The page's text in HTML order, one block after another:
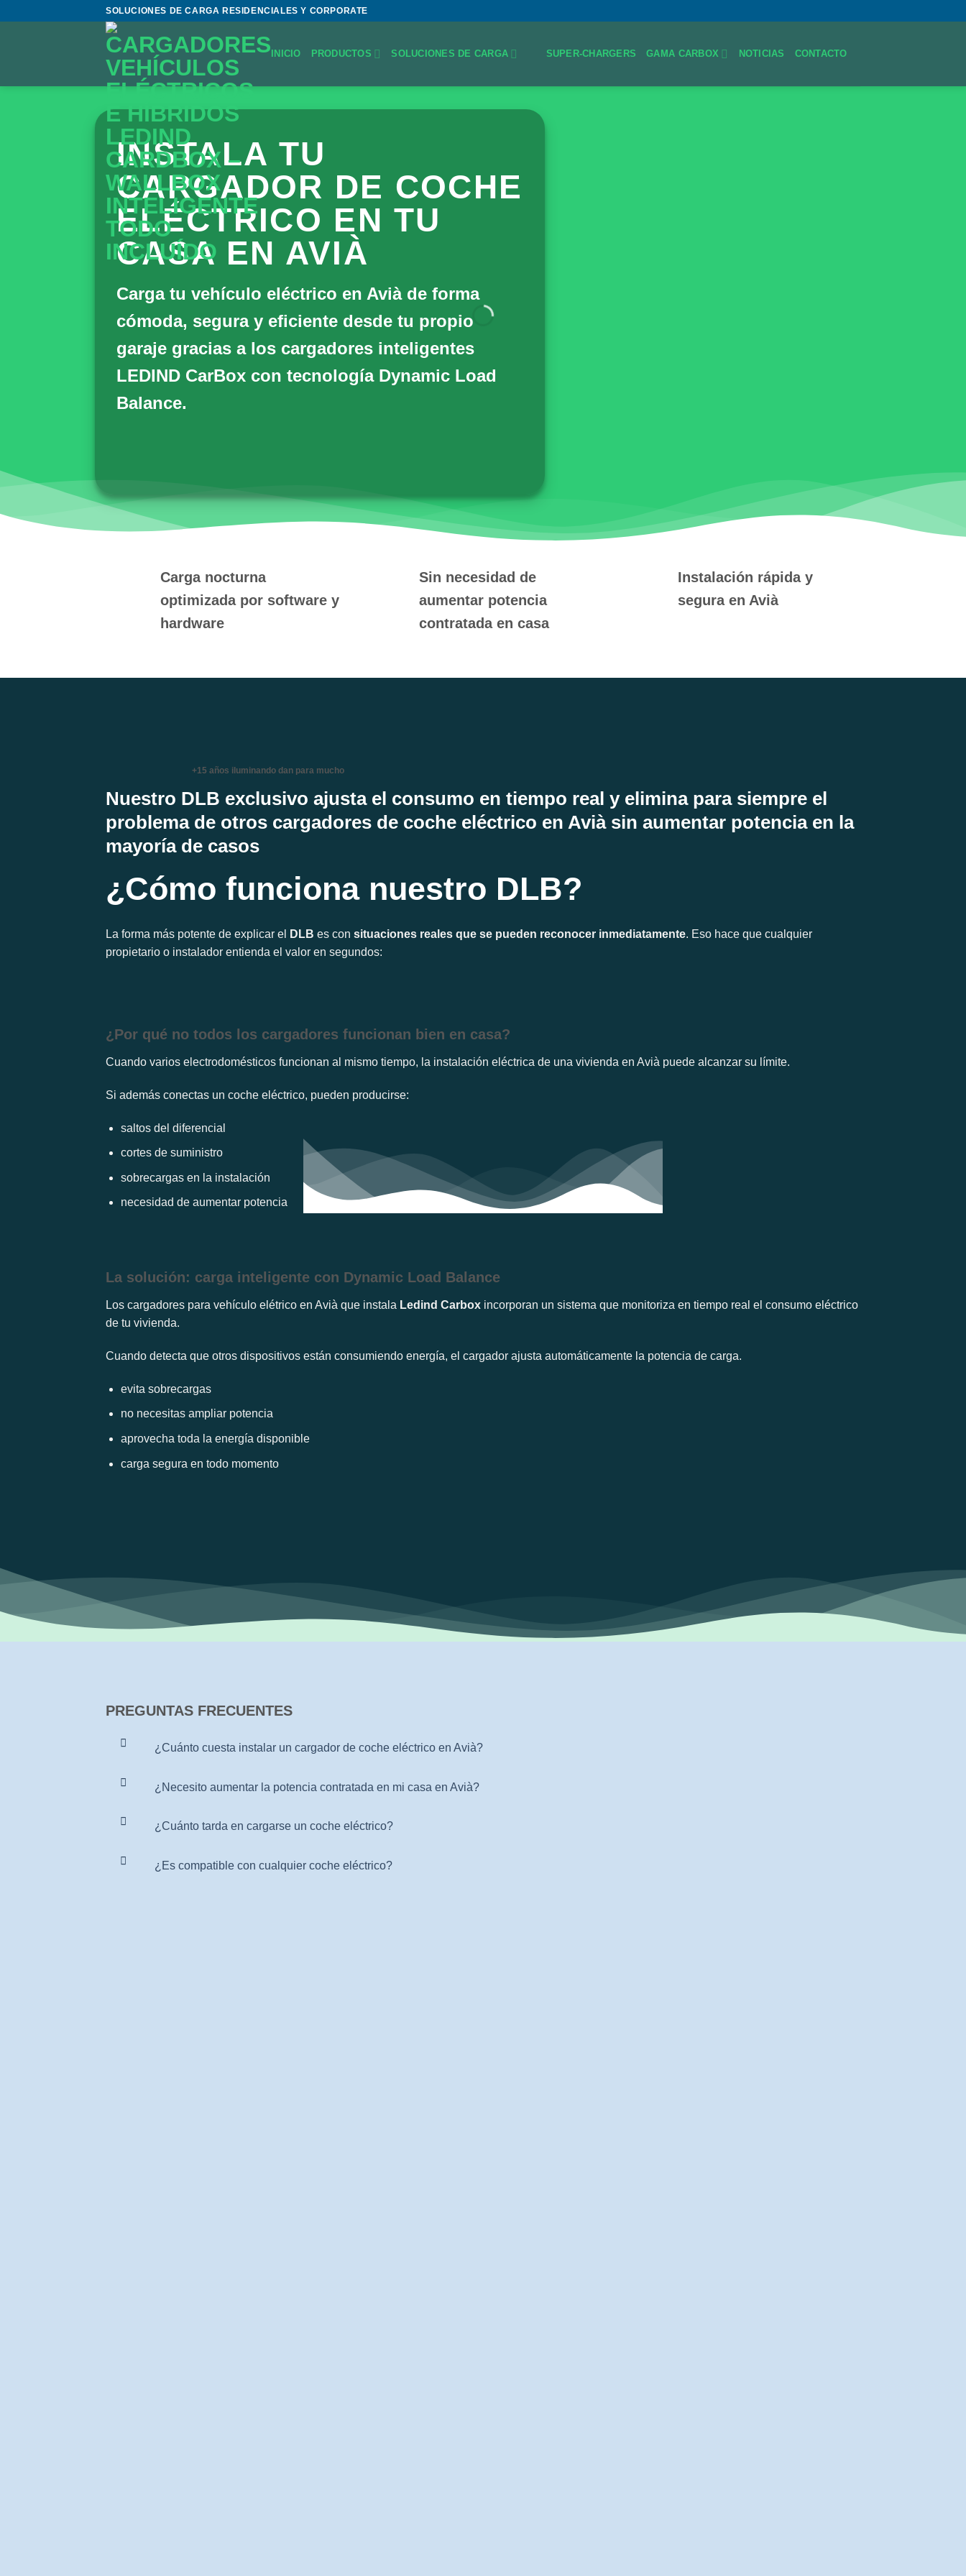
SOLUCIONES DE CARGA RESIDENCIALES Y CORPORATE
INICIO PRODUCTOS SOLUCIONES DE CARGA SUPER-CHARGERS GAMA CARBOX NOTICIAS CONTACTO
INSTALA TU
CARGADOR DE COCHE
ELÉCTRICO EN TU
CASA EN AVIÀ
Carga tu vehículo eléctrico en Avià de forma
cómoda, segura y eficiente desde tu propio
garaje gracias a los cargadores inteligentes
LEDIND CarBox con tecnología Dynamic Load
Balance.
Carga nocturna
optimizada por software y
hardware
Sin necesidad de
aumentar potencia
contratada en casa
Instalación rápida y
segura en Avià
+15 años iluminando dan para mucho
Nuestro DLB exclusivo ajusta el consumo en tiempo real y elimina para siempre el
problema de otros cargadores de coche eléctrico en Avià sin aumentar potencia en la
mayoría de casos
¿Cómo funciona nuestro DLB?
La forma más potente de explicar el DLB es con situaciones reales que se pueden reconocer inmediatamente. Eso hace que cualquier
propietario o instalador entienda el valor en segundos:
¿Por qué no todos los cargadores funcionan bien en casa?
Cuando varios electrodomésticos funcionan al mismo tiempo, la instalación eléctrica de una vivienda en Avià puede alcanzar su límite.
Si además conectas un coche eléctrico, pueden producirse:
saltos del diferencial
cortes de suministro
sobrecargas en la instalación
necesidad de aumentar potencia
La solución: carga inteligente con Dynamic Load Balance
Los cargadores para vehículo elétrico en Avià que instala Ledind Carbox incorporan un sistema que monitoriza en tiempo real el consumo eléctrico
de tu vivienda.
Cuando detecta que otros dispositivos están consumiendo energía, el cargador ajusta automáticamente la potencia de carga.
evita sobrecargas
no necesitas ampliar potencia
aprovecha toda la energía disponible
carga segura en todo momento
PREGUNTAS FRECUENTES
¿Cuánto cuesta instalar un cargador de coche eléctrico en Avià?
¿Necesito aumentar la potencia contratada en mi casa en Avià?
¿Cuánto tarda en cargarse un coche eléctrico?
¿Es compatible con cualquier coche eléctrico?